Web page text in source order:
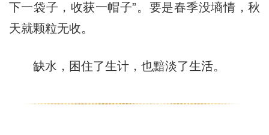
下一袋子，收获一帽子”。要是春季没墒情，秋
天就颗粒无收。
缺水，困住了生计，也黯淡了生活。